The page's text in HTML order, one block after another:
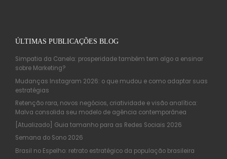
ÚLTIMAS PUBLICAÇÕES BLOG
Simpatia da Canela: prosperidade também tem algo a ensinar
sobre Marketing?
Mudanças Instagram 2026: o que mudou e como adaptar suas
estratégias
Retenção rara, novos negócios, criatividade e visão analítica:
Malva consolida seu modelo de agência contemporânea
[Atualizado] Guia tamanho para as Redes Sociais 2026
Semana do Sono 2026
Brasil no Espelho: retrato estratégico da população brasileira